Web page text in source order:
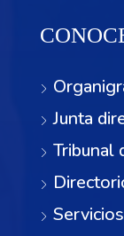
Junta
Tribunal
Servicios